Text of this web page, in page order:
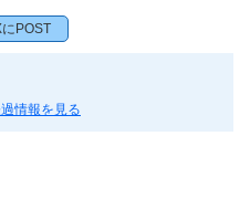
POST
情報を見る